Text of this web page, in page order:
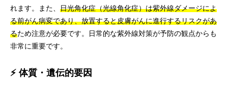
れます。また、 日光角化症（光線角化症）は紫外線ダメージによ
る前がん病変であり、放置すると皮膚がんに進行するリスクがあ
るため注意が必要です。日常的な紫外線対策が予防の観点からも
非常に重要です。
⚡ 体質・遺伝的要因